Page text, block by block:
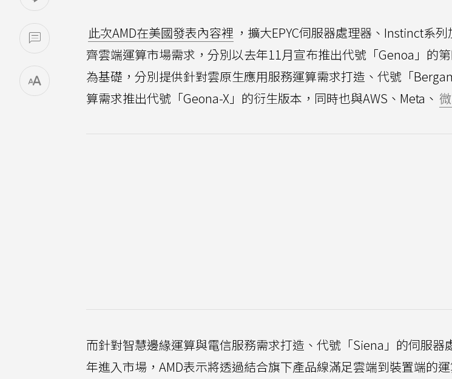
此次AMD在美國發表內容裡 ，擴大EPYC伺服器處理器、Instinct系
齊雲端運算市場需求，分別以去年11月宣布推出代號「Genoa」的
為基礎，分別提供針對雲原生應用服務運算需求打造、代號「
算需求推出代號「Geona-X」的衍生版本，同時也與AWS、Meta、
而針對智慧邊緣運算與電信服務需求打造、代號「Siena」的伺服器
年進入市場，AMD表示將透過結合旗下產品線滿足雲端到裝置端的